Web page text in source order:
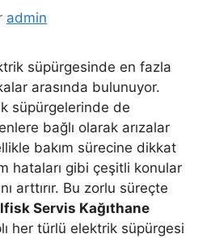
admin
süpürgesinde en fazla
arasında bulunuyor.
süpürgelerinde de
bağlı olarak arızalar
bakım sürecine dikkat
hataları gibi çeşitli konular
arttırır. Bu zorlu süreçte
Servis Kağıthane
her türlü elektrik süpürgesi